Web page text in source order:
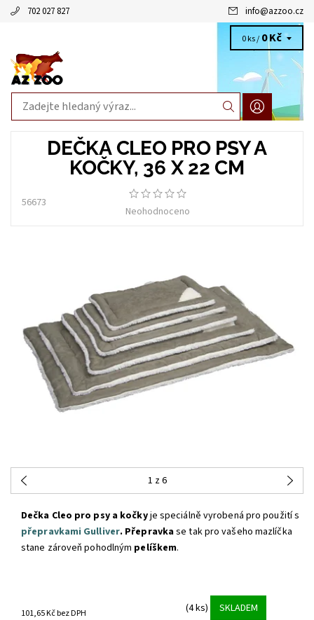
702 027 827 info@azzoo.cz
0 ks / 0 Kč
DEČKA CLEO PRO PSY A
KOČKY, 36 X 22 CM
56673
Neohodnoceno
1 z 6
Dečka Cleo pro psy a kočkyje speciálně vyrobená pro použití s
přepravkami Gulliver. Přepravkase tak pro vašeho mazlíčka
stane zároveň pohodlným pelíškem.
101,65 Kč bez DPH (4 ks) SKLADEM